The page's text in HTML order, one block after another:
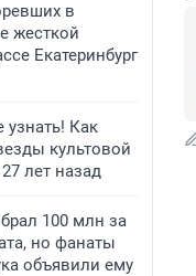
в
жесткой
Екатеринбург
узнать! Как
культовой
лет назад
100 млн за
но фанаты
объявили ему